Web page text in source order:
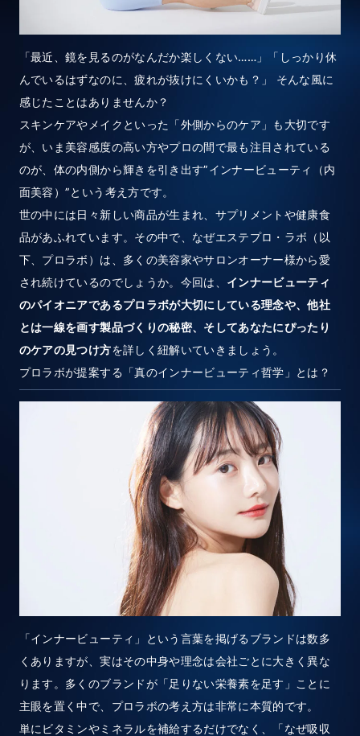
「最近、鏡を見るのがなんだか楽しくない……」「しっかり休
んでいるはずなのに、疲れが抜けにくいかも？」 そんな風に
感じたことはありませんか？
スキンケアやメイクといった「外側からのケア」も大切です
が、いま美容感度の高い方やプロの間で最も注目されている
のが、体の内側から輝きを引き出す”インナービューティ（内
面美容）”という考え方です。
世の中には日々新しい商品が生まれ、サプリメントや健康食
品があふれています。その中で、なぜエステプロ・ラボ（以
下、プロラボ）は、多くの美容家やサロンオーナー様から愛
され続けているのでしょうか。今回は、 インナービューティ
のパイオニアであるプロラボが大切にしている理念や、他社
とは一線を画す製品づくりの秘密、そしてあなたにぴったり
のケアの見つけ方を詳しく紐解いていきましょう。
プロラボが提案する「真のインナービューティ哲学」とは？
「インナービューティ」という言葉を掲げるブランドは数多
くありますが、実はその中身や理念は会社ごとに大きく異な
ります。多くのブランドが「足りない栄養素を足す」ことに
主眼を置く中で、プロラボの考え方は非常に本質的です。
単にビタミンやミネラルを補給するだけでなく、「なぜ吸収